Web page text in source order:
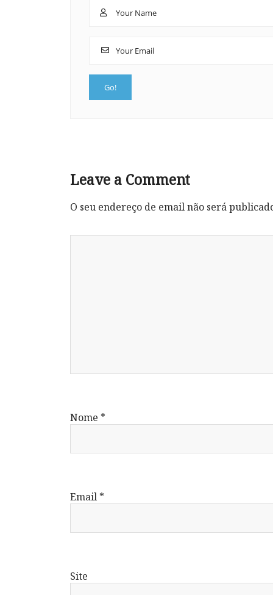
Leave a Comment
O seu endereço de email não será
Nome *
Email *
Site